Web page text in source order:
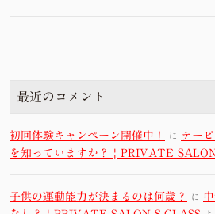
最近のコメント
初回体験キャンペーン開催中！ に
テー
を知っていますか？ | PRIVATE
子供の運動能力が決まるのは何歳？ に